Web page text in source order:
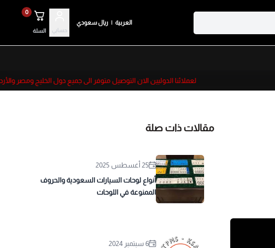
العربية | ريال سعودي
حسابي
0
السلة
لعملائنا الدوليين الان التوصيل متوفر الى جميع دول الخليج ومصر والأردن
مقالات ذات صلة
25 أغسطس 2025
أنواع لوحات السيارات السعودية والحروف
الممنوعة في اللوحات
6 سبتمبر 2024